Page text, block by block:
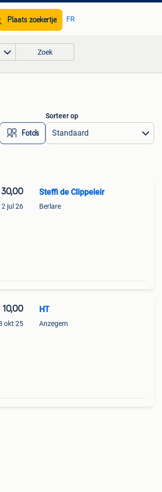
Plaats zoekertje FR
Zoek
Foto’s
Sorteer op
2 jul 26
Steffi de Clippeleir
Berlare
10,00
okt 25
HT
Anzegem